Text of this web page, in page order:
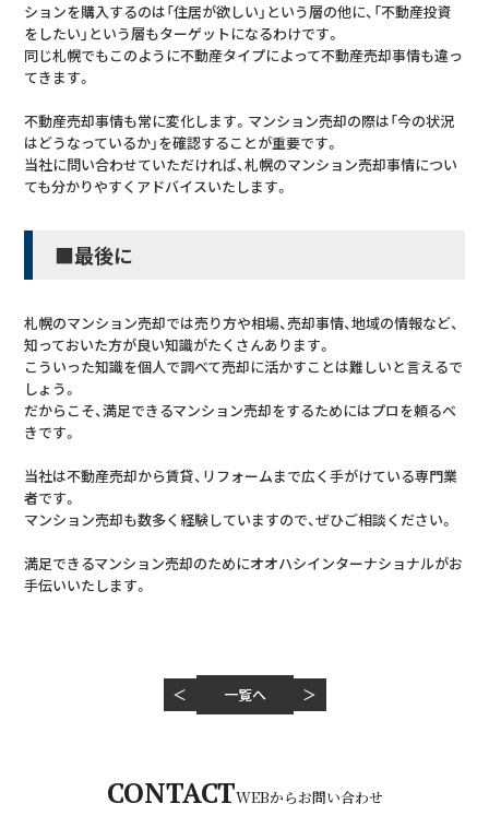
ションを購入するのは「住居が欲しい」という層の他に、「不動産投資
をしたい」という層もターゲットになるわけです。
同じ札幌でもこのように不動産タイプによって不動産売却事情も違っ
てきます。
不動産売却事情も常に変化します。マンション売却の際は「今の状況
はどうなっているか」を確認することが重要です。
当社に問い合わせていただければ、札幌のマンション売却事情につい
ても分かりやすくアドバイスいたします。
■最後に
札幌のマンション売却では売り方や相場、売却事情、地域の情報など、
知っておいた方が良い知識がたくさんあります。
こういった知識を個人で調べて売却に活かすことは難しいと言えるで
しょう。
だからこそ、満足できるマンション売却をするためにはプロを頼るべ
きです。
当社は不動産売却から賃貸、リフォームまで広く手がけている専門業
者です。
マンション売却も数多く経験していますので、ぜひご相談ください。
満足できるマンション売却のためにオオハシインターナショナルがお
手伝いいたします。
＜ 一覧へ ＞
011-280-0084
CONTACTWEBからお問い合わせ